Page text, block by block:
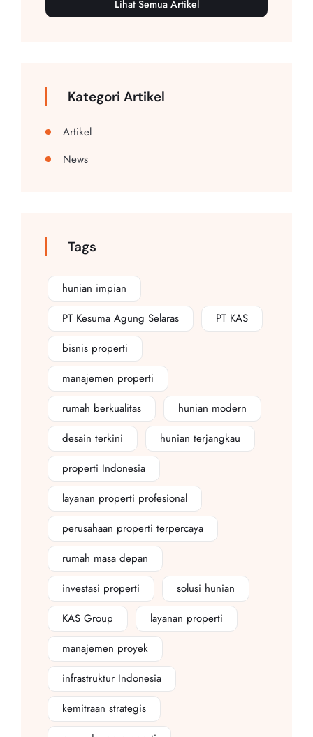
Lihat Semua Artikel
Kategori Artikel
Artikel
News
Tags
hunian impian
PT Kesuma Agung Selaras
PT KAS
bisnis properti
manajemen properti
rumah berkualitas
hunian modern
desain terkini
hunian terjangkau
properti Indonesia
layanan properti profesional
perusahaan properti terpercaya
rumah masa depan
investasi properti
solusi hunian
KAS Group
layanan properti
manajemen proyek
infrastruktur Indonesia
kemitraan strategis